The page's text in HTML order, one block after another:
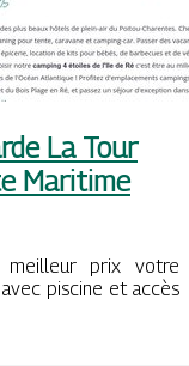
La Tour
Maritime
meilleur prix votre
piscine et accès